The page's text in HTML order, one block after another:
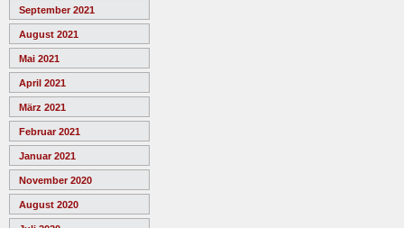
September 2021
August 2021
Mai 2021
April 2021
März 2021
Februar 2021
Januar 2021
November 2020
August 2020